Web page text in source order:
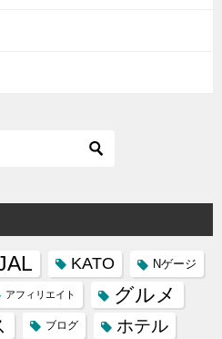
KATO Nゲージ
アフィリエイト グルメ
ブログ ホテル